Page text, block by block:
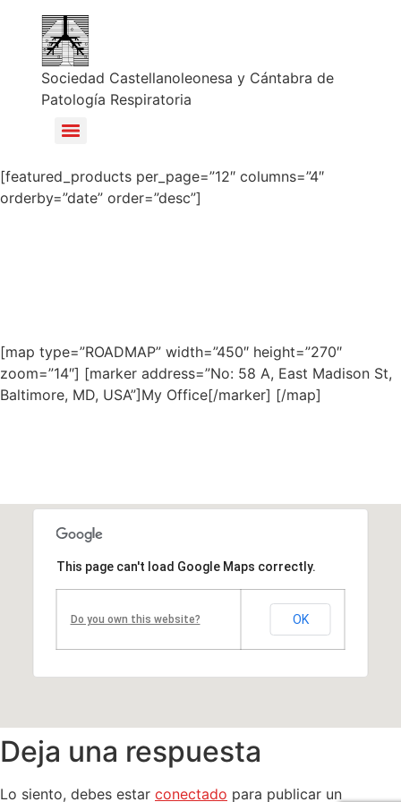
Sociedad Castellanoleonesa y Cántabra de
Patología Respiratoria
[featured_products per_page=”12″ columns=”4″
orderby=”date” order=”desc”]
[map type=”ROADMAP” width=”450″ height=”270″
zoom=”14″] [marker address=”No: 58 A, East Madison St,
Baltimore, MD, USA”]My Office[/marker] [/map]
This page can't load Google Maps correctly.
Do you own this website? OK
Deja una respuesta
Lo siento, debes estar conectado para publicar un